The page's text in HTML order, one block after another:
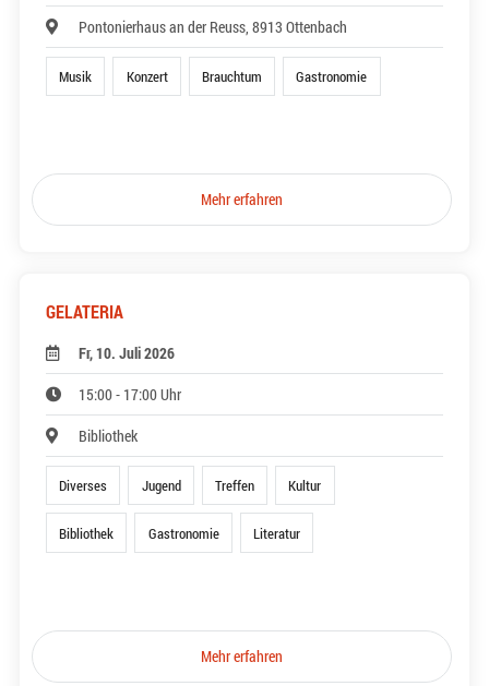
Pontonierhaus an der Reuss, 8913 Ottenbach
Musik Konzert Brauchtum Gastronomie
Mehr erfahren
GELATERIA
Fr, 10. Juli 2026
15:00 - 17:00 Uhr
Bibliothek
Diverses Jugend Treffen Kultur
Bibliothek Gastronomie Literatur
Mehr erfahren